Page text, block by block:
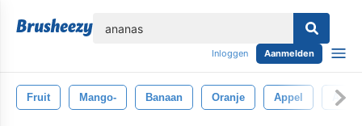
Inloggen Aanmelden
Fruit Mango- Banaan Oranje Appel